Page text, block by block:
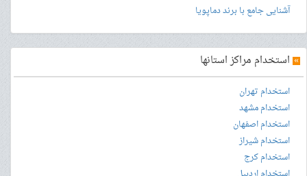
آشنایی جامع با برند دماپویا
» استخدام مراکز استانها
استخدام تهران
استخدام مشهد
استخدام اصفهان
استخدام شیراز
استخدام کرج